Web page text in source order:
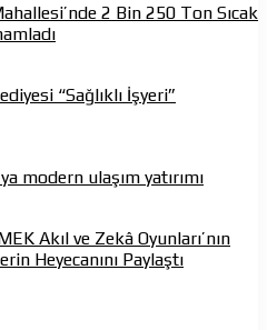
2 Bin 250 Ton Sıcak
“Sağlıklı İşyeri”
modern ulaşım yatırımı
Akıl ve Zekâ Oyunları’nın
Heyecanını Paylaştı